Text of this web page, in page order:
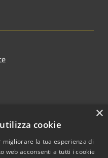
×
cookie
migliorare la tua esperienza di
web acconsenti a tutti i cookie